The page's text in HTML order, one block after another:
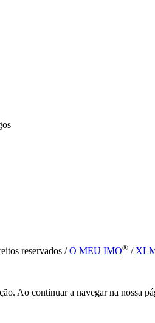
reservados /O MEU IMO® /
Ao continuar a navegar na nossa